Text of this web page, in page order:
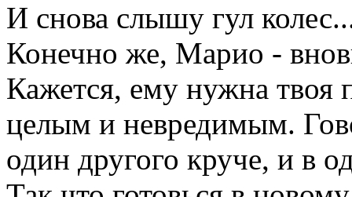
И снова слышу гул
Конечно же, Марио -
Кажется, ему нужна твоя
целым и невредимым.
один другого круче, и в